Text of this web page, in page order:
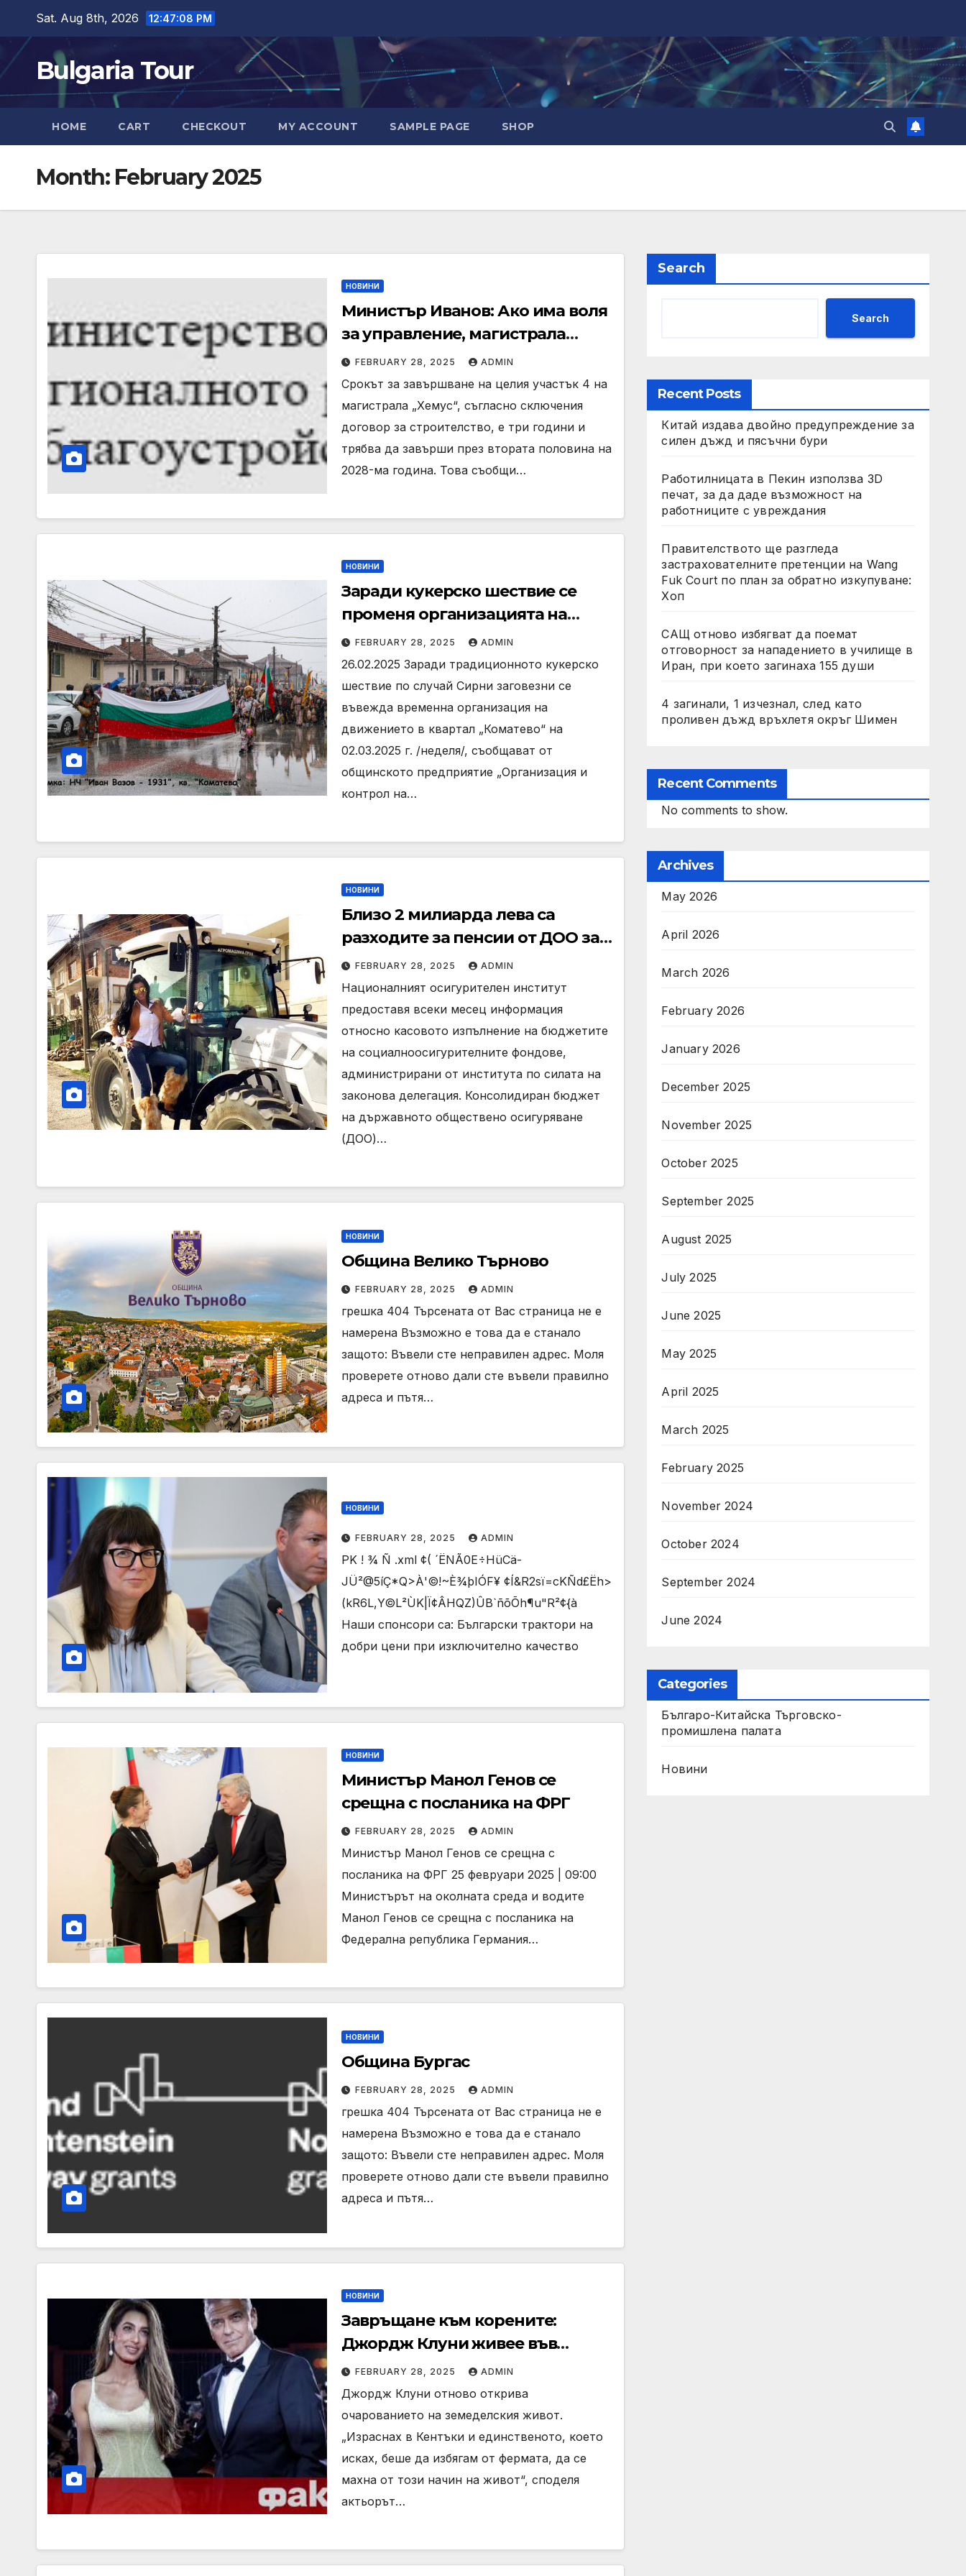
content
Sat. Aug 8th, 2026 12:47:09 PM
Bulgaria Tour
HOME CART CHECKOUT MY ACCOUNT SAMPLE PAGE SHOP
Month: February 2025
НОВИНИ
Министър Иванов: Ако има воля
за управление, магистрала
„Хемус“ може да бъде
завършена в четиригодишен
срок
FEBRUARY 28, 2025 ADMIN
Срокът за завършване на целия участък 4 на
магистрала „Хемус“, съгласно сключения
договор за строителство, е три години и
трябва да завърши през втората половина на
2028-ма година. Това съобщи…
НОВИНИ
Заради кукерско шествие се
променя организацията на
движение в „Коматево“
FEBRUARY 28, 2025 ADMIN
26.02.2025 Заради традиционното кукерско
шествие по случай Сирни заговезни се
въвежда временна организация на
движението в квартал „Коматево“ на
02.03.2025 г. /неделя/, съобщават от
общинското предприятие „Организация и
контрол на…
НОВИНИ
Близо 2 милиарда лева са
разходите за пенсии от ДОО за
януари, увеличението спрямо
миналата година е с над 13
процента
FEBRUARY 28, 2025 ADMIN
Националният осигурителен институт
предоставя всеки месец информация
относно касовото изпълнение на бюджетите
на социалноосигурителните фондове,
администрирани от института по силата на
законова делегация. Консолидиран бюджет
на държавното обществено осигуряване
(ДОО)…
НОВИНИ
Община Велико Търново
FEBRUARY 28, 2025 ADMIN
грешка 404 Търсената от Вас страница не е
намерена Възможно е това да е станало
защото: Въвели сте неправилен адрес. Моля
проверете отново дали сте въвели правилно
адреса и пътя…
НОВИНИ
FEBRUARY 28, 2025 ADMIN
PK ! ¾ Ñ .xml ¢( ´ËNÃ0E÷HüCä-
JÜ²@5íÇ*Q>À'©!~È¾þIÓF¥ ¢Í&R2sï=cKÑd£Ëh>
(kR6L,Y©L²ÙK|Ï¢ÂHQZ)ÛB`ñõÕh¶u"R²¢{à
Наши спонсори са: Български трактори на
добри цени при изключително качество
НОВИНИ
Министър Манол Генов се
срещна с посланика на ФРГ
FEBRUARY 28, 2025 ADMIN
Министър Манол Генов се срещна с
посланика на ФРГ 25 февруари 2025 | 09:00
Министърът на околната среда и водите
Манол Генов се срещна с посланика на
Федерална република Германия…
НОВИНИ
Община Бургас
FEBRUARY 28, 2025 ADMIN
грешка 404 Търсената от Вас страница не е
намерена Възможно е това да е станало
защото: Въвели сте неправилен адрес. Моля
проверете отново дали сте въвели правилно
адреса и пътя…
НОВИНИ
Завръщане към корените:
Джордж Клуни живее във
ферма и кара трактор
FEBRUARY 28, 2025 ADMIN
Джордж Клуни отново открива
очарованието на земеделския живот.
„Израснах в Кентъки и единственото, което
исках, беше да избягам от фермата, да се
махна от този начин на живот“, споделя
актьорът…
Search
Search
Recent Posts
Китай издава двойно предупреждение за
силен дъжд и пясъчни бури
Работилницата в Пекин използва 3D
печат, за да даде възможност на
работниците с увреждания
Правителството ще разгледа
застрахователните претенции на Wang
Fuk Court по план за обратно изкупуване:
Хоп
САЩ отново избягват да поемат
отговорност за нападението в училище в
Иран, при което загинаха 155 души
4 загинали, 1 изчезнал, след като
проливен дъжд връхлетя окръг Шимен
Recent Comments
No comments to show.
Archives
May 2026
April 2026
March 2026
February 2026
January 2026
December 2025
November 2025
October 2025
September 2025
August 2025
July 2025
June 2025
May 2025
April 2025
March 2025
February 2025
November 2024
October 2024
September 2024
June 2024
Categories
Българо-Китайска Търговско-
промишлена палaта
Новини